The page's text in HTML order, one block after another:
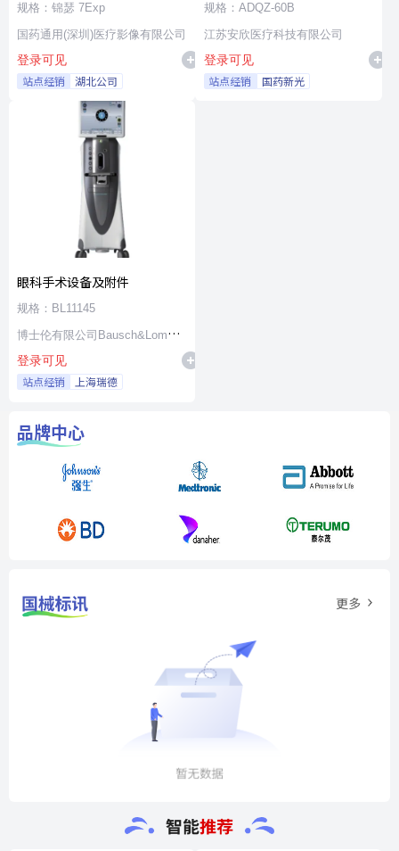
规格：锦瑟 7Exp
国药通用(深圳)医疗影像有限公司
登录可见
站点经销 湖北公司
器及组件
规格：ADQZ-60B
江苏安欣医疗科技有限公司
登录可见
站点经销 国药新光
眼科手术设备及附件
规格：BL11145
博士伦有限公司Bausch&Lomb
Incorporated
登录可见
站点经销 上海瑞德
品牌中心